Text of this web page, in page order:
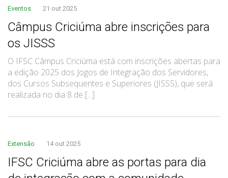
Eventos 21 out 2025
Câmpus Criciúma abre inscrições para
os JISSS
O IFSC Câmpus Criciúma está com inscrições abertas para
a edição 2025 dos Jogos de Integração dos Servidores,
dos Cursos Subsequentes e Superiores (JISSS), que será
realizada no dia 8 de [...]
Extensão 14 out 2025
IFSC Criciúma abre as portas para dia